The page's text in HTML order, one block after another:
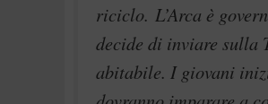
riciclo. L’Arca è
decide di inviare sulla
abitabile. I giovani